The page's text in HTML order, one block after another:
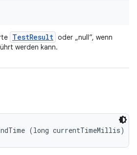
TestResult oder „null“, wenn
werden kann.
(long currentTimeMillis)